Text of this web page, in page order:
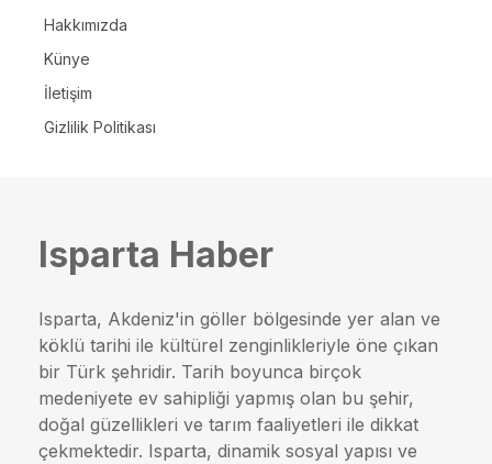
Hakkımızda
Künye
İletişim
Gizlilik Politikası
Isparta Haber
Isparta, Akdeniz'in göller bölgesinde yer alan ve
köklü tarihi ile kültürel zenginlikleriyle öne çıkan
bir Türk şehridir. Tarih boyunca birçok
medeniyete ev sahipliği yapmış olan bu şehir,
doğal güzellikleri ve tarım faaliyetleri ile dikkat
çekmektedir. Isparta, dinamik sosyal yapısı ve